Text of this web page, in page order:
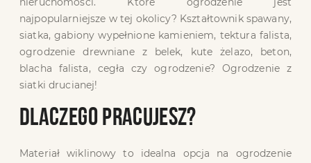
najpopularniejsze w tej okolicy? Kształtownik spawany,
siatka, gabiony wypełnione kamieniem, tektura falista,
ogrodzenie drewniane z belek, kute żelazo, beton,
blacha falista, cegła czy ogrodzenie? Ogrodzenie z
siatki drucianej!
DLACZEGO PRACUJESZ?
Materiał wiklinowy to idealna opcja na ogrodzenie